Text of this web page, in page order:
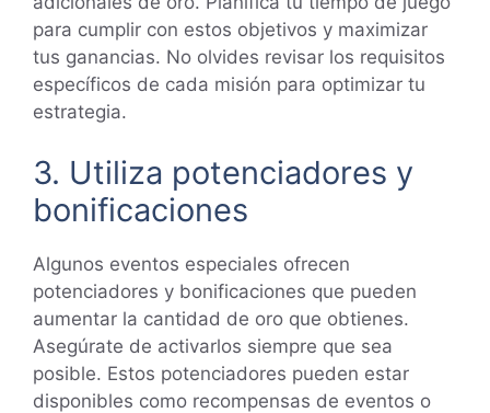
para cumplir con estos objetivos y maximizar
tus ganancias. No olvides revisar los requisitos
específicos de cada misión para optimizar tu
estrategia.
3. Utiliza potenciadores y
bonificaciones
Algunos eventos especiales ofrecen
potenciadores y bonificaciones que pueden
aumentar la cantidad de oro que obtienes.
Asegúrate de activarlos siempre que sea
posible. Estos potenciadores pueden estar
disponibles como recompensas de eventos o